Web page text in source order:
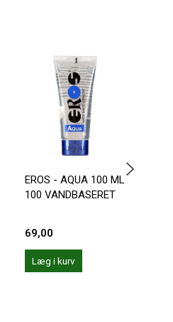
EROS - AQUA 100 ML
100 VANDBASERET
69,00
Læg i kurv